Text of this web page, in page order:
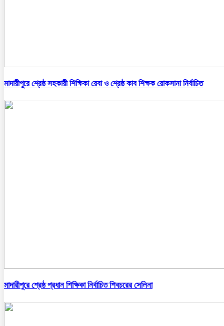
মাদারীপুরে শ্রেষ্ঠ সহকারী শিক্ষিকা রেবা ও শ্রেষ্ঠ কাব শিক্ষক রোকসানা নির্বাচিত
মাদারীপুরে শ্রেষ্ঠ প্রধান শিক্ষিকা নির্বাচিত শিবচরের সেলিনা